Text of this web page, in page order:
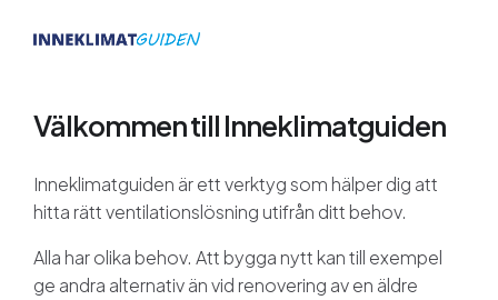
Välkommen till Inneklimatguiden
Inneklimatguiden är ett verktyg som hälper dig att
hitta rätt ventilationslösning utifrån ditt behov.
Alla har olika behov. Att bygga nytt kan till exempel
ge andra alternativ än vid renovering av en äldre